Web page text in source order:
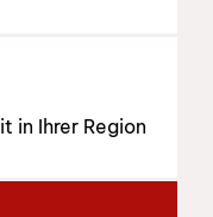
in Ihrer Region